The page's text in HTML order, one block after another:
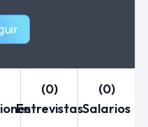
(0)
Entrevistas
(0)
Salarios